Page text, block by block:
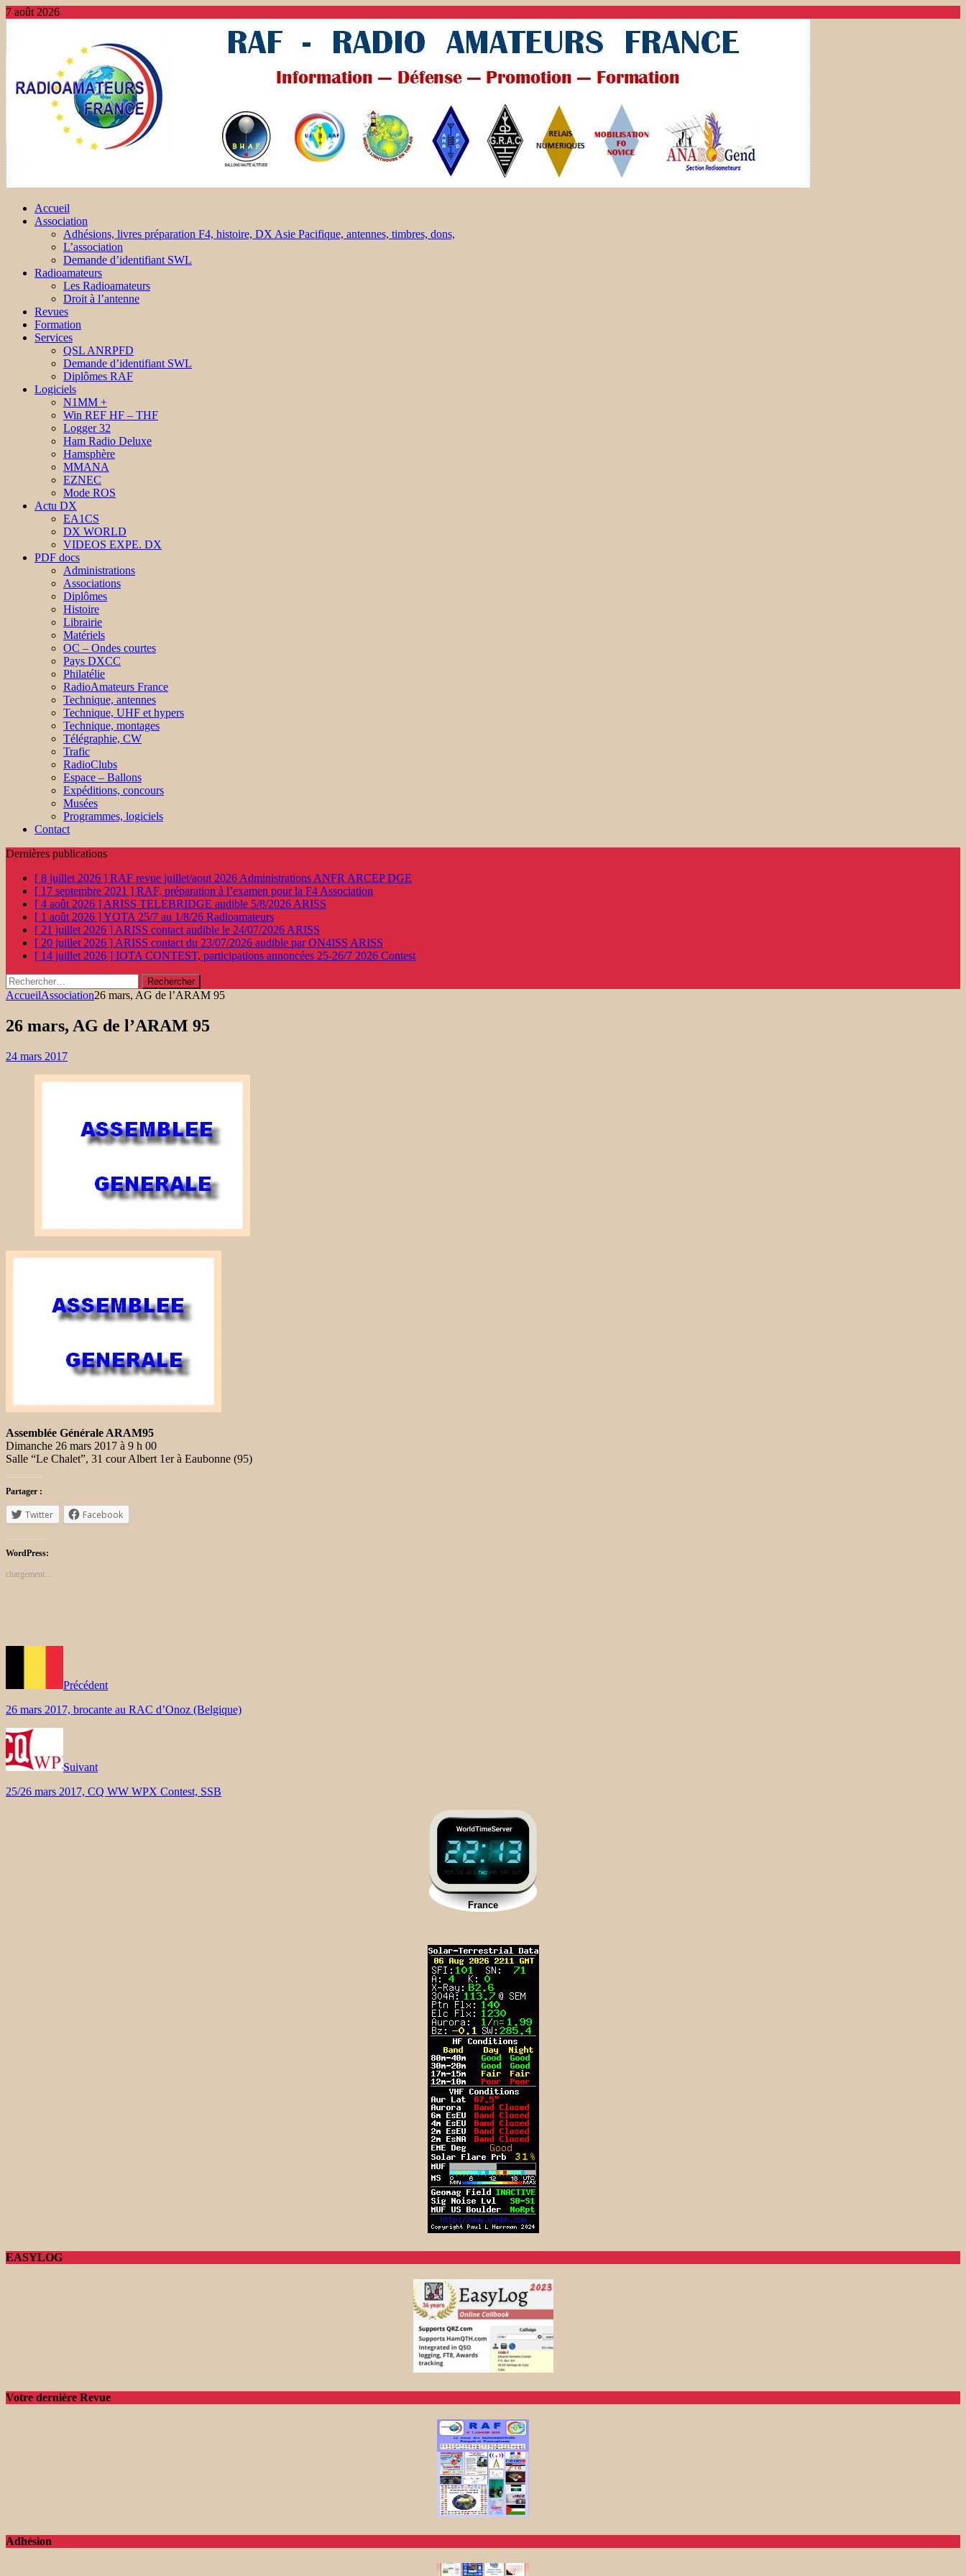
7 août 2026
Accueil
Association
Adhésions, livres préparation F4, histoire, DX Asie Pacifique, antennes, timbres, dons,
L’association
Demande d’identifiant SWL
Radioamateurs
Les Radioamateurs
Droit à l’antenne
Revues
Formation
Services
QSL ANRPFD
Demande d’identifiant SWL
Diplômes RAF
Logiciels
N1MM +
Win REF HF – THF
Logger 32
Ham Radio Deluxe
Hamsphère
MMANA
EZNEC
Mode ROS
Actu DX
EA1CS
DX WORLD
VIDEOS EXPE. DX
PDF docs
Administrations
Associations
Diplômes
Histoire
Librairie
Matériels
OC – Ondes courtes
Pays DXCC
Philatélie
RadioAmateurs France
Technique, antennes
Technique, UHF et hypers
Technique, montages
Télégraphie, CW
Trafic
RadioClubs
Espace – Ballons
Expéditions, concours
Musées
Programmes, logiciels
Contact
Dernières publications
[ 8 juillet 2026 ] RAF revue juillet/aout 2026 Administrations ANFR ARCEP DGE
[ 17 septembre 2021 ] RAF, préparation à l’examen pour la F4 Association
[ 4 août 2026 ] ARISS TELEBRIDGE audible 5/8/2026 ARISS
[ 1 août 2026 ]YOTA 25/7 au 1/8/26 Radioamateurs
[ 21 juillet 2026 ] ARISS contact audible le 24/07/2026 ARISS
[ 20 juillet 2026 ] ARISS contact du 23/07/2026 audible par ON4ISS ARISS
[ 14 juillet 2026 ] IOTA CONTEST, participations annoncées 25-26/7 2026 Contest
Rechercher :
AccueilAssociation26 mars, AG de l’ARAM 95
26 mars, AG de l’ARAM 95
24 mars 2017
Assemblée Générale ARAM95
Dimanche 26 mars 2017 à 9 h 00
Salle “Le Chalet”, 31 cour Albert 1er à Eaubonne (95)
Partager :
Twitter Facebook
WordPress:
chargement…
Précédent
26 mars 2017, brocante au RAC d’Onoz (Belgique)
Suivant
25/26 mars 2017, CQ WW WPX Contest, SSB
EASYLOG
Votre dernière Revue
Adhésion